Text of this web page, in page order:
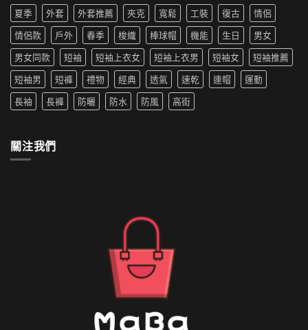
新〉
中
季
新
寵〉
中
搭
推
薦|
女
生
穿
推
薦〉
中
洗
衣
機
嗎
防
水
外
套
清
洗〉
夏季
外套 外套推薦 夾克 寬鬆 工裝 復古
情侶
情侶款
戶外 春季 梭織 棒球帽 機能 生日
男女
男女同款
短袖 短袖上衣女 短袖上衣男 短袖女
短袖推薦
短袖男
短褲 禮物 經典 透氣 速乾 連帽
運動
長袖
長褲 防曬 防水 防風 高街
關注我們